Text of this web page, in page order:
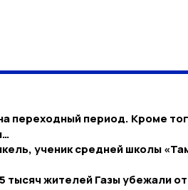
переходный период. Кроме
ученик средней школы
тысяч жителей Газы убежали от